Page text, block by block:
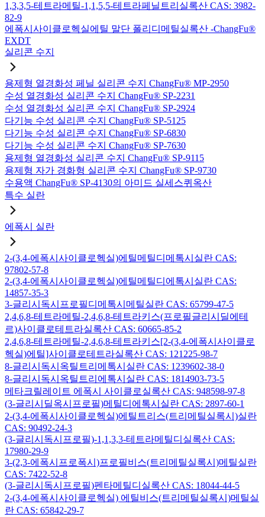
1,3,3,5-테트라메틸-1,1,5,5-테트라페닐트리실록산 CAS: 3982-
82-9
에폭시사이클로헥실에틸 말단 폴리디메틸실록산 -ChangFu®
EXDT
실리콘 수지
용제형 열경화성 페닐 실리콘 수지 ChangFu® MP-2950
수성 열경화성 실리콘 수지 ChangFu® SP-2231
수성 열경화성 실리콘 수지 ChangFu® SP-2924
다기능 수성 실리콘 수지 ChangFu® SP-5125
다기능 수성 실리콘 수지 ChangFu® SP-6830
다기능 수성 실리콘 수지 ChangFu® SP-7630
용제형 열경화성 실리콘 수지 ChangFu® SP-9115
용제형 자가 경화형 실리콘 수지 ChangFu® SP-9730
수용액 ChangFu® SP-4130의 아미드 실세스퀴옥산
특수 실란
에폭시 실란
2-(3,4-에폭시사이클로헥실)에틸메틸디메톡시실란 CAS:
97802-57-8
2-(3,4-에폭시사이클로헥실)에틸메틸디에톡시실란 CAS:
14857-35-3
3-글리시독시프로필디메톡시메틸실란 CAS: 65799-47-5
2,4,6,8-테트라메틸-2,4,6,8-테트라키스(프로필글리시딜에테
르)사이클로테트라실록산 CAS: 60665-85-2
2,4,6,8-테트라메틸-2,4,6,8-테트라키스[2-(3,4-에폭시사이클로
헥실)에틸]사이클로테트라실록산 CAS: 121225-98-7
8-글리시독시옥틸트리메톡시실란 CAS: 1239602-38-0
8-글리시독시옥틸트리에톡시실란 CAS: 1814903-73-5
메타크릴레이트 에폭시 사이클로실록산 CAS: 948598-97-8
(3-글리시딜옥시프로필)메틸디에톡시실란 CAS: 2897-60-1
2-(3,4-에폭시사이클로헥실)에틸트리스(트리메틸실록시)실란
CAS: 90492-24-3
(3-글리시독시프로필)-1,1,3,3-테트라메틸디실록산 CAS:
17980-29-9
3-(2,3-에폭시프로폭시)프로필비스(트리메틸실록시)메틸실란
CAS: 7422-52-8
(3-글리시독시프로필)펜타메틸디실록산 CAS: 18044-44-5
2-(3,4-에폭시사이클로헥실) 에틸비스(트리메틸실록시)메틸실
란 CAS: 65842-29-7